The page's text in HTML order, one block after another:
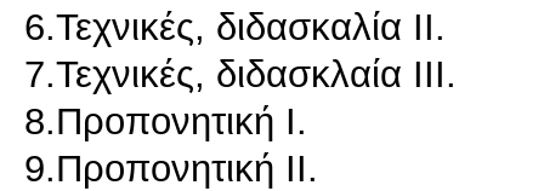
6.Τεχνικές, διδασκαλία ΙΙ.
7.Τεχνικές, διδασκλαία ΙΙΙ.
8.Προπονητική Ι.
9.Προπονητική ΙΙ.